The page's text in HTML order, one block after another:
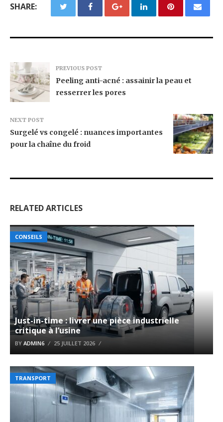
SHARE:
PREVIOUS POST
Peeling anti-acné : assainir la peau et
resserrer les pores
NEXT POST
Surgelé vs congelé : nuances importantes
pour la chaîne du froid
RELATED ARTICLES
CONSEILS
Just-in-time : livrer une pièce industrielle
critique à l’usine
BY ADMIN6 25 JUILLET 2026
TRANSPORT